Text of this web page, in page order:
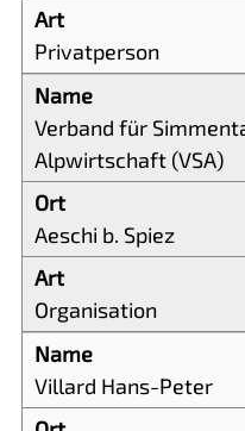
Privatperson
Verband für
Alpwirtschaft (VSA)
Aeschi b. Spiez
Organisation
Villard Hans-Peter